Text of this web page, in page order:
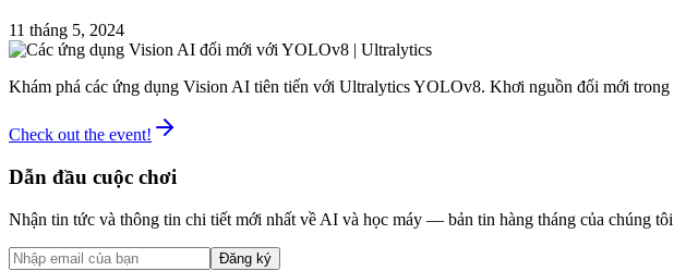
11 tháng 5, 2024
Khám phá các ứng dụng Vision AI tiên tiến với Ultralytics YOLOv8. Khơi nguồn đổi mới
Check out the event!
Dẫn đầu cuộc chơi
Nhận tin tức và thông tin chi tiết mới nhất về AI và học máy — bản tin hàng tháng của chúng tôi
Đăng ký